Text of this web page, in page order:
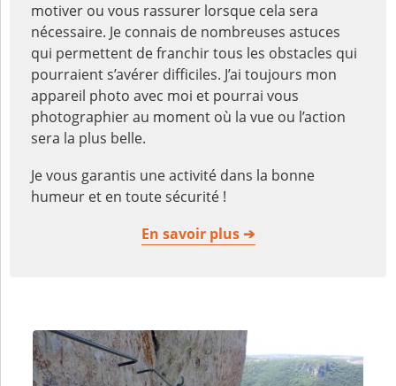
motiver ou vous rassurer lorsque cela sera
nécessaire. Je connais de nombreuses astuces
qui permettent de franchir tous les obstacles qui
pourraient s’avérer difficiles. J’ai toujours mon
appareil photo avec moi et pourrai vous
photographier au moment où la vue ou l’action
sera la plus belle.
Je vous garantis une activité dans la bonne
humeur et en toute sécurité !
En savoir plus